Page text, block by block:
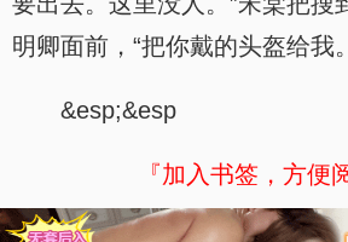
明卿面前，“把你戴的头盔给我
&esp;&esp
『加入书签，方便